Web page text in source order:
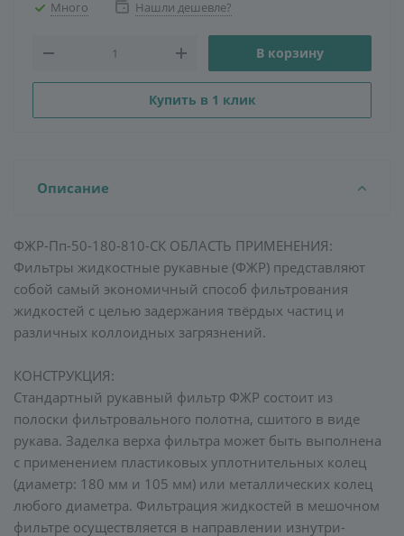
Много Нашли дешевле?
В корзину
Купить в 1 клик
Описание
ФЖР-Пп-50-180-810-СК ОБЛАСТЬ ПРИМЕНЕНИЯ:
Фильтры жидкостные рукавные (ФЖР) представляют
собой самый экономичный способ фильтрования
жидкостей с целью задержания твёрдых частиц и
различных коллоидных загрязнений.
КОНСТРУКЦИЯ:
Стандартный рукавный фильтр ФЖР состоит из
полоски фильтровального полотна, сшитого в виде
рукава. Заделка верха фильтра может быть выполнена
с применением пластиковых уплотнительных колец
(диаметр: 180 мм и 105 мм) или металлических колец
любого диаметра. Фильтрация жидкостей в мешочном
фильтре осуществляется в направлении изнутри-